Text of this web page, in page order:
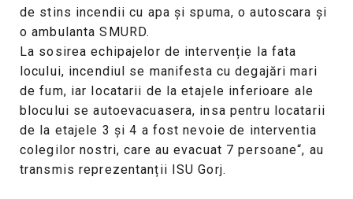
de stins incendii cu apa și spuma, o autoscara și
o ambulanta SMURD.
La sosirea echipajelor de intervenție la fata
locului, incendiul se manifesta cu degajări mari
de fum, iar locatarii de la etajele inferioare ale
blocului se autoevacuasera, insa pentru locatarii
de la etajele 3 și 4 a fost nevoie de interventia
colegilor nostri, care au evacuat 7 persoane“, au
transmis reprezentanții ISU Gorj.